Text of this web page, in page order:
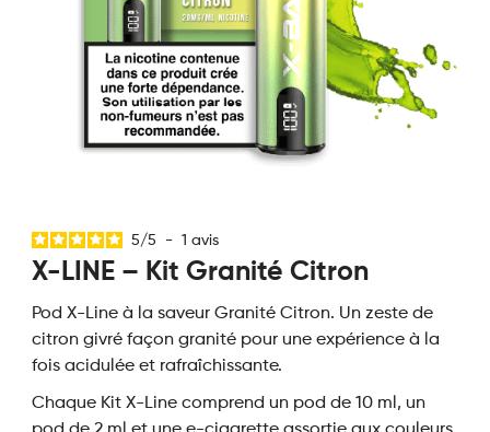
MON COMPTE
5/5 - 1 avis
X-LINE – Kit Granité Citron
Pod X-Line à la saveur Granité Citron. Un zeste de
citron givré façon granité pour une expérience à la
fois acidulée et rafraîchissante.
Chaque Kit X-Line comprend un pod de 10 ml, un